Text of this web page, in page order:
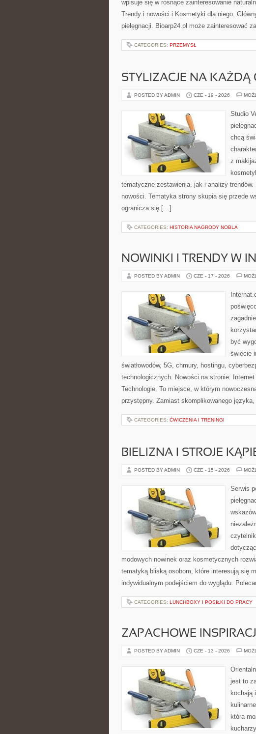
wpisuje się w rosnące zainteresowanie
Trendy i nowości i Kosmetyki dla niego.
pielęgnacji. Bioarp24.pl może zainteresować
CATEGORIES: PRZEMYSŁ
STYLIZACJE NA KAŻDĄ
POSTED BY ADMIN CZE - 19 - 2026
Studio
chcą
z
tematyczne zestawienia, jak i analizy
nowości. Tematyka strony skupia się przede
ogranicza się […]
CATEGORIES: HISTORIA NAGRODY NOBLA
NOWINKI I TRENDY W
POSTED BY ADMIN CZE - 17 - 2026
być
świecie
światłowodów, 5G, chmury, hostingu,
technologicznych. Nowości na stronie:
Technologie. To miejsce, w którym
przystępny. Zamiast skomplikowanego
CATEGORIES: ĆWICZENIA I TRENINGI
BIELIZNA I STROJE
POSTED BY ADMIN CZE - 15 - 2026
Serwis
modowych nowinek oraz kosmetycznych
tematyką bliską osobom, które interesują się
indywidualnym podejściem do wyglądu.
CATEGORIES: LUNCHBOXY I POSIŁKI DO PRACY
ZAPACHOWE
POSTED BY ADMIN CZE - 13 - 2026
jest to
kochają
która